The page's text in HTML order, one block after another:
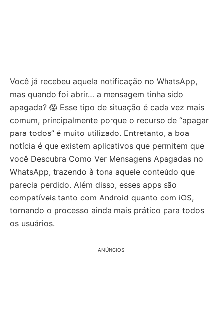
Você já recebeu aquela notificação no WhatsApp,
mas quando foi abrir… a mensagem tinha sido
apagada? 😱 Esse tipo de situação é cada vez mais
comum, principalmente porque o recurso de “apagar
para todos” é muito utilizado. Entretanto, a boa
notícia é que existem aplicativos que permitem que
você Descubra Como Ver Mensagens Apagadas no
WhatsApp, trazendo à tona aquele conteúdo que
parecia perdido. Além disso, esses apps são
compatíveis tanto com Android quanto com iOS,
tornando o processo ainda mais prático para todos
os usuários.
ANÚNCIOS